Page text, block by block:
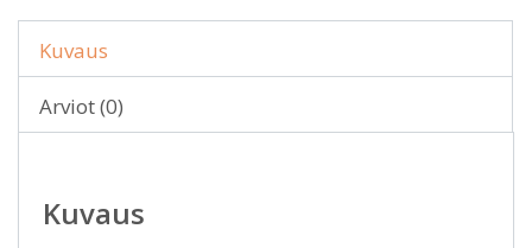
Kuvaus
Arviot (0)
Kuvaus